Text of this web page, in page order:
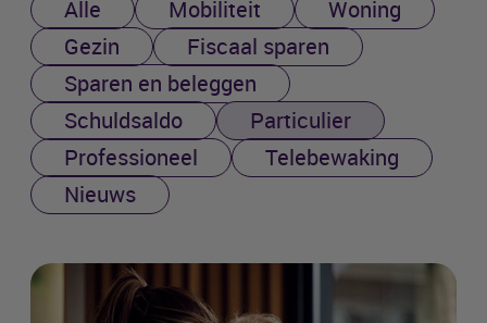
Alle Mobiliteit
Woning
Gezin
Fiscaal sparen
Sparen en beleggen
Schuldsaldo
Particulier
Professioneel
Telebewaking
Nieuws